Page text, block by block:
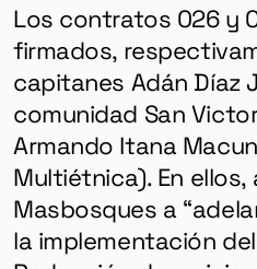
Los contratos 026 y
firmados,
capitanes Adán Díaz
comunidad San
Armando Itana
Multiétnica). En
Masbosques a
la implementación